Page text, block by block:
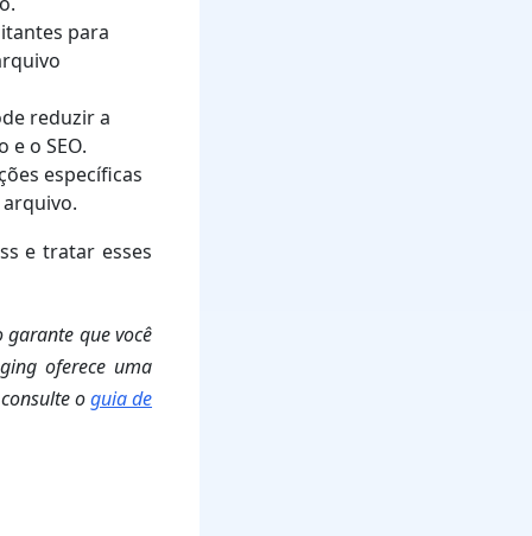
para
reduzir a
o SEO.
específicas
e tratar esses
que você
oferece uma
oguia de